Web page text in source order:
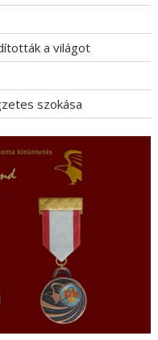
a világot
szokása